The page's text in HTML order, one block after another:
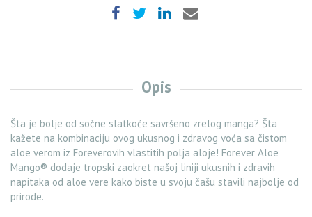
Opis
Šta je bolje od sočne slatkoće savršeno zrelog manga? Šta
kažete na kombinaciju ovog ukusnog i zdravog voća sa čistom
aloe verom iz Foreverovih vlastitih polja aloje! Forever Aloe
Mango® dodaje tropski zaokret našoj liniji ukusnih i zdravih
napitaka od aloe vere kako biste u svoju čašu stavili najbolje od
prirode.